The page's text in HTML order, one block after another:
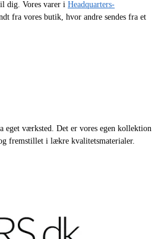
dig. Vores varer i Headquarters-
fra vores butik, hvor andre sendes fra et
eget værksted. Det er vores egen kollektion
fremstillet i lækre kvalitetsmaterialer.